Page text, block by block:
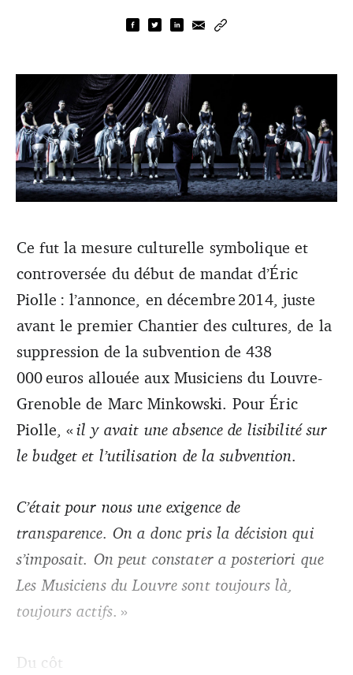
«Nous voulons prolonger l’aventure des Musiciens du
Louvre ici, retrouver plus souvent notre public grenoblois
et offrir une meilleure visibilité à nos musiciens», Sabine
Perret. (Julien Benhamou)
Ce fut la mesure culturelle symbolique et
controversée du début de mandat d’Éric
Piolle : l’annonce, en décembre 2014, juste
avant le premier Chantier des cultures, de la
suppression de la subvention de 438
000 euros allouée aux Musiciens du Louvre-
Grenoble de Marc Minkowski. Pour Éric
Piolle, «il y avait une absence de lisibilité sur
le budget et l’utilisation de la subvention.
C’était pour nous une exigence de
transparence. On a donc pris la décision qui
s’imposait. On peut constater a posteriori que
Les Musiciens du Louvre sont toujours là,
toujours actifs. »
Du côt